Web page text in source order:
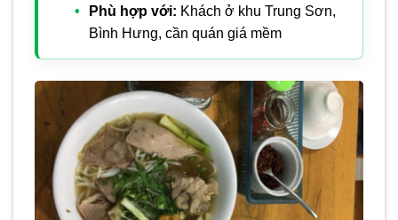
Phù hợp với: Khách ở khu Trung Sơn,
Bình Hưng, cần quán giá mềm